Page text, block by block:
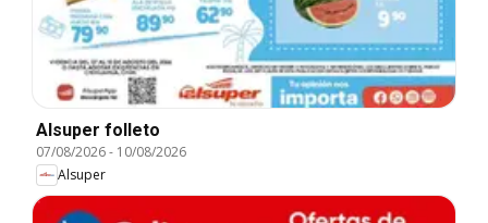
Alsuper folleto
07/08/2026- 10/08/2026
Alsuper